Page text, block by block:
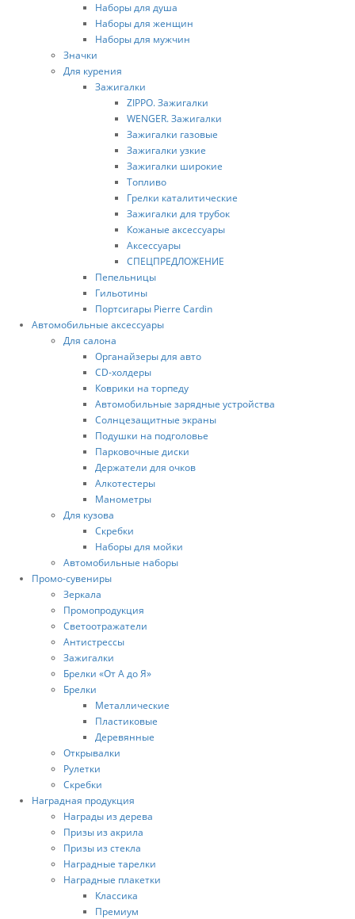
Наборы для душа
Наборы для женщин
Наборы для мужчин
Значки
Для курения
Зажигалки
ZIPPO. Зажигалки
WENGER. Зажигалки
Зажигалки газовые
Зажигалки узкие
Зажигалки шиpокие
Топливо
Грелки каталитические
Зажигалки для тpубок
Кожаные аксессуары
Аксессуары
СПЕЦПРЕДЛОЖЕНИЕ
Пепельницы
Гильотины
Портсигары Pierre Cardin
Автомобильные аксессуары
Для салона
Органайзеры для авто
CD-холдеры
Коврики на торпеду
Автомобильные зарядные устройства
Солнцезащитные экраны
Подушки на подголовье
Парковочные диски
Держатели для очков
Алкотестеры
Манометры
Для кузова
Скребки
Наборы для мойки
Автомобильные наборы
Промо-сувениры
Зеркала
Промопродукция
Светоотражатели
Антистрессы
Зажигалки
Брелки «От А до Я»
Брелки
Металлические
Пластиковые
Деревянные
Открывалки
Рулетки
Скребки
Наградная продукция
Награды из дерева
Призы из акрила
Призы из стекла
Наградные тарелки
Наградные плакетки
Классика
Премиум